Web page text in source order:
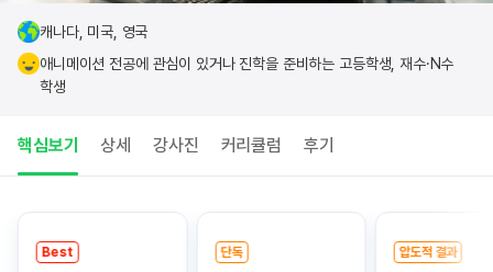
캐나다, 미국, 영국
애니메이션 전공에 관심이 있거나 진학을 준비하는 고등학생, 재수·N수
학생
핵심보기 상세 강사진 커리큘럼 후기
Best 단독 압도적 결과